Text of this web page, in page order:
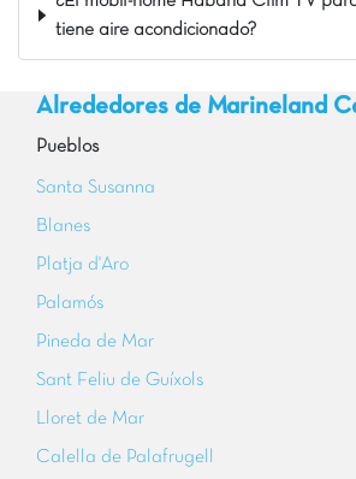
tiene aire acondicionado?
Alrededores de Marineland
Pueblos
Santa Susanna
Blanes
Platja d'Aro
Palamós
Pineda de Mar
Sant Feliu de Guíxols
Lloret de Mar
Calella de Palafrugell